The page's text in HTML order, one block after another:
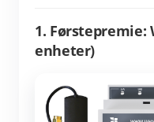
1. Førstepremie:
enheter)